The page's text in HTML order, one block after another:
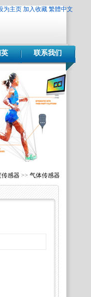
为主页 加入收藏 繁體中文
联系我们
传感器 >> 气体传感器